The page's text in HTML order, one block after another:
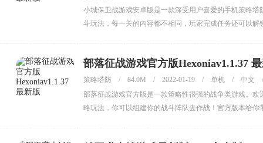
小城保卫战游戏安卓版是一款深受用户喜爱的手机策略
斗玩法，每一关的内容都不相同，玩家完成任务还可以
部落征战游戏官方版Hexoniav1.1.37
策略塔防 / 84.0M / 2022-01-19 / 单机 / 中文
/
部落征战游戏官方版是一款策略性很强的战争类游戏。
略玩法，你可以组建你的战斗阵队去作战！官方版本给